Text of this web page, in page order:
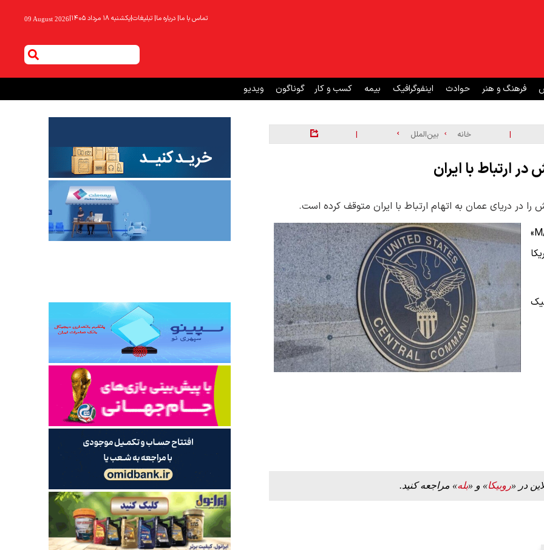
تماس با ما| درباره ما| تبلیغات|یکشنبه ۱۸ مرداد ۱۴۰۵ |
09 August 2026
فرهنگ و هنر حوادث اینفوگرافیک بیمه کسب و کار گوناگون ویدیو
| خانه بین‌الملل |
ارتباط با ایران
در دریای عمان به اتهام ارتباط با ایران متوقف کرده است.
سنتکام مدعی شد که نفتکش «M/T Setebello»
در «روبیکا» و «بله» مراجعه کنید.